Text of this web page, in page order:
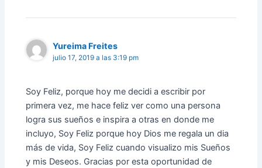
Yureima Freites
julio 17, 2019 a las 3:19 pm
Soy Feliz, porque hoy me decidi a escribir por
primera vez, me hace feliz ver como una persona
logra sus sueños e inspira a otras en donde me
incluyo, Soy Feliz porque hoy Dios me regala un dia
más de vida, Soy Feliz cuando visualizo mis Sueños
y mis Deseos. Gracias por esta oportunidad de